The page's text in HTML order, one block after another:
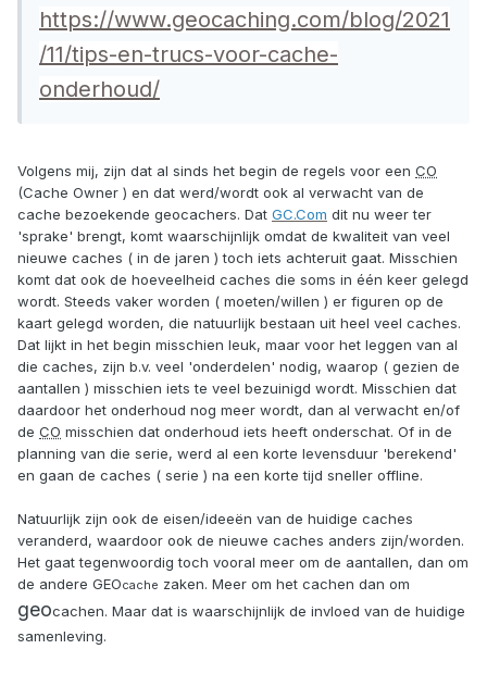
https://www.geocaching.com/blog/2021
/11/tips-en-trucs-voor-cache-
onderhoud/
Volgens mij, zijn dat al sinds het begin de regels voor een CO
(Cache Owner ) en dat werd/wordt ook al verwacht van de
cache bezoekende geocachers. Dat GC.Com dit nu weer ter
'sprake' brengt, komt waarschijnlijk omdat de kwaliteit van veel
nieuwe caches ( in de jaren ) toch iets achteruit gaat. Misschien
komt dat ook de hoeveelheid caches die soms in één keer gelegd
wordt. Steeds vaker worden ( moeten/willen ) er figuren op de
kaart gelegd worden, die natuurlijk bestaan uit heel veel caches.
Dat lijkt in het begin misschien leuk, maar voor het leggen van al
die caches, zijn b.v. veel 'onderdelen' nodig, waarop ( gezien de
aantallen ) misschien iets te veel bezuinigd wordt. Misschien dat
daardoor het onderhoud nog meer wordt, dan al verwacht en/of
de CO misschien dat onderhoud iets heeft onderschat. Of in de
planning van die serie, werd al een korte levensduur 'berekend'
en gaan de caches ( serie ) na een korte tijd sneller offline.
Natuurlijk zijn ook de eisen/ideeën van de huidige caches
veranderd, waardoor ook de nieuwe caches anders zijn/worden.
Het gaat tegenwoordig toch vooral meer om de aantallen, dan om
de andere GEOcache zaken. Meer om het cachen dan om
geocachen. Maar dat is waarschijnlijk de invloed van de huidige
samenleving.